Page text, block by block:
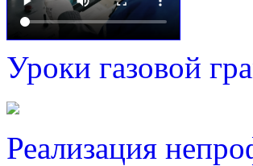
Уроки газовой
Реализация